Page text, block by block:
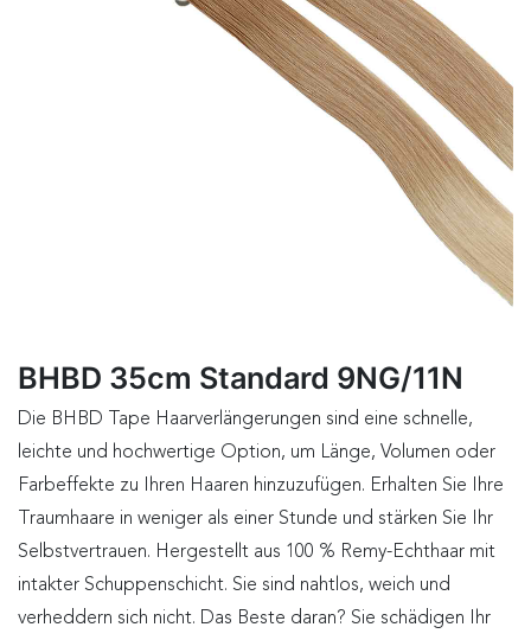
BHBD 35cm Standard 9NG/11N
Die BHBD Tape Haarverlängerungen sind eine schnelle,
leichte und hochwertige Option, um Länge, Volumen oder
Farbeffekte zu Ihren Haaren hinzuzufügen. Erhalten Sie Ihre
Traumhaare in weniger als einer Stunde und stärken Sie Ihr
Selbstvertrauen. Hergestellt aus 100 % Remy-Echthaar mit
intakter Schuppenschicht. Sie sind nahtlos, weich und
verheddern sich nicht. Das Beste daran? Sie schädigen Ihr